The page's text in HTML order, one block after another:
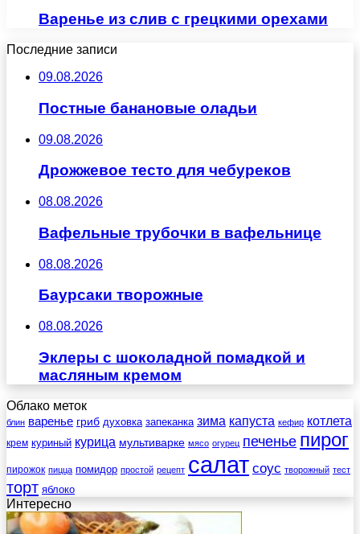
Варенье из слив с грецкими орехами
Последние записи
09.08.2026
Постные банановые оладьи
09.08.2026
Дрожжевое тесто для чебуреков
08.08.2026
Вафельные трубочки в вафельнице
08.08.2026
Баурсаки творожные
08.08.2026
Эклеры с шоколадной помадкой и
масляным кремом
Облако меток
блин варенье гриб духовка запеканка зима капуста кефир котлета
крем куриный курица мультиварке мясо огурец печенье пирог
пирожок пицца помидор простой рецепт салат соус творожный тест
торт яблоко
Интересно